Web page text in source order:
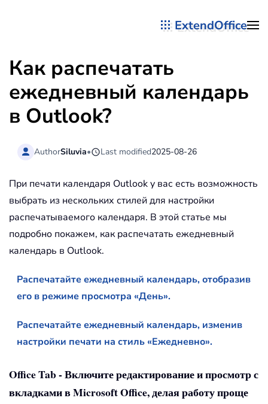
ExtendOffice
Как распечатать
ежедневный календарь
в Outlook?
AuthorSiluvia• Last modified2025-08-26
При печати календаря Outlook у вас есть возможность
выбрать из нескольких стилей для настройки
распечатываемого календаря. В этой статье мы
подробно покажем, как распечатать ежедневный
календарь в Outlook.
Распечатайте ежедневный календарь, отобразив
его в режиме просмотра «День».
Распечатайте ежедневный календарь, изменив
настройки печати на стиль «Ежедневно».
Office Tab - Включите редактирование и просмотр с
вкладками в Microsoft Office, делая работу проще